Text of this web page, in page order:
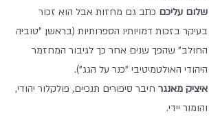
שלום עליכם כתב גם מחזות אבל הוא זכור
בעיקר בזכות דמויותיו הספרותיות (בראשן "טוביה
החולב" שהפך שנים אחר כך לגיבור המחזמר
היהודי האולטמיטיבי "כנר על הגג").
איציק מאנגר חיבר סיפורים תנכיים, פולקלור יהודי,
והומור יידי.